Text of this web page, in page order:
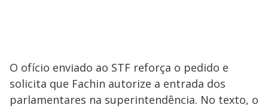
O ofício enviado ao STF reforça o pedido e
solicita que Fachin autorize a entrada dos
parlamentares na superintendência. No texto, o